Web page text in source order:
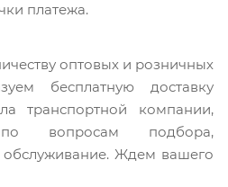
платежа.
оптовых и розничных
бесплатную доставку
транспортной компании,
по вопросам подбора,
Ждем вашего